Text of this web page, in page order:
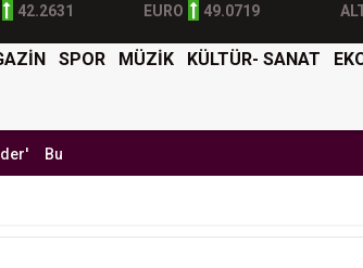
42.2631 EURO 49.0719
SPOR MÜZİK KÜLTÜR- SANAT
Yılmaz'dan Mehmet Ekici'ye gel çağrısı BTK